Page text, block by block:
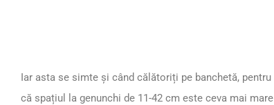
Iar asta se simte și când călătoriți pe banchetă, pentru
că spațiul la genunchi de 11-42 cm este ceva mai mare